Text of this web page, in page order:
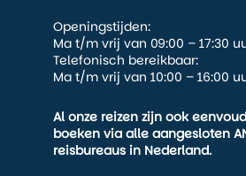
Openingstijden:
Ma t/m vrij van 09:00 – 17:30
Telefonisch bereikbaar:
Ma t/m vrij van 10:00 – 16:00
Al onze reizen zijn ook
boeken via alle aangesloten
reisbureaus in Nederland.